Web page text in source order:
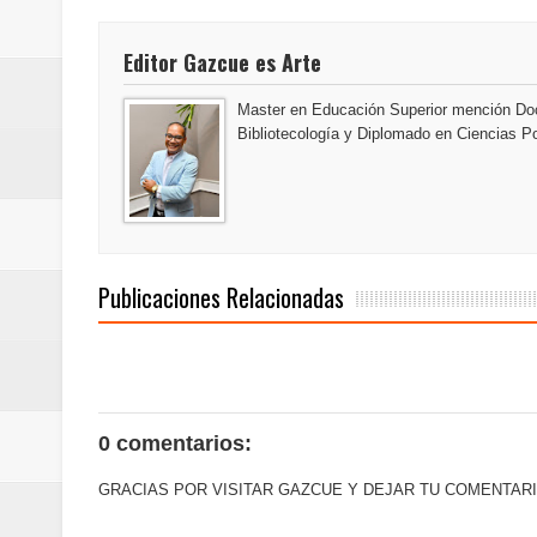
Antisoborno certificado
Humano Seguros transforma la
La Orquesta Sinfónica
la batuta del maestro José
Editor Gazcue es Arte
Master en Educación Superior mención
Bibliotecología y Diplomado en Ciencias
Publicaciones Relacionadas
0 comentarios:
GRACIAS POR VISITAR GAZCUE Y DEJAR TU